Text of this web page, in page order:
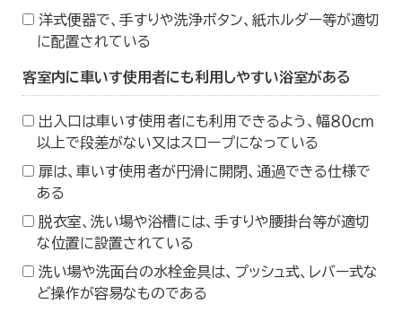
洋式便器で、手すりや洗浄ボタン、紙ホルダー等が適切
に配置されている
客室内に車いす使用者にも利用しやすい浴室がある
出入口は車いす使用者にも利用できるよう、幅８０ｃｍ
以上で段差がない又はスロープになっている
扉は、車いす使用者が円滑に開閉、通過できる仕様で
ある
脱衣室、洗い場や浴槽には、手すりや腰掛台等が適切
な位置に設置されている
洗い場や洗面台の水栓金具は、プッシュ式、レバー式な
ど操作が容易なものである